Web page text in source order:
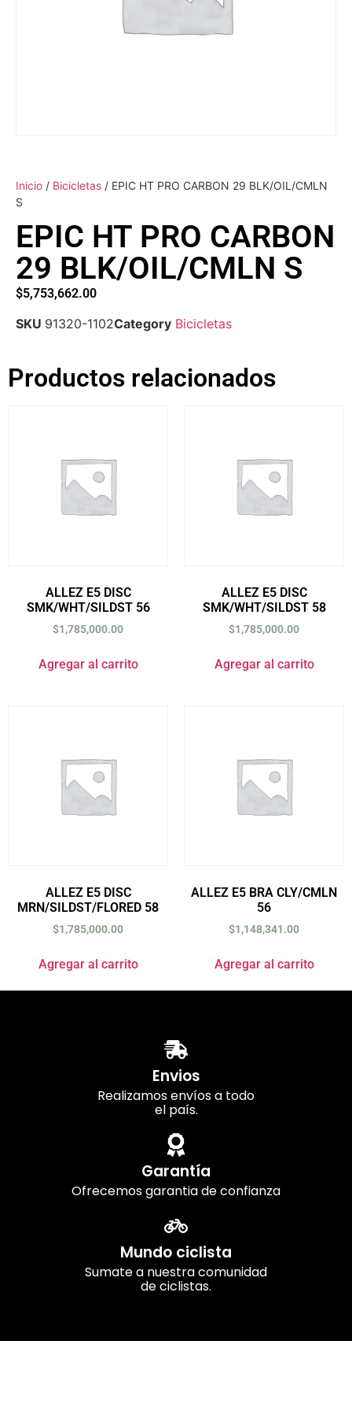
Inicio / Bicicletas / EPIC HT PRO CARBON 29 BLK/OIL/CMLN
S
EPIC HT PRO CARBON
29 BLK/OIL/CMLN S
$5,753,662.00
SKU 91320-1102Category Bicicletas
Productos relacionados
ALLEZ E5 DISC
SMK/WHT/SILDST 56
$1,785,000.00
Agregar al carrito
ALLEZ E5 DISC
SMK/WHT/SILDST 58
$1,785,000.00
Agregar al carrito
ALLEZ E5 DISC
MRN/SILDST/FLORED 58
$1,785,000.00
Agregar al carrito
ALLEZ E5 BRA CLY/CMLN
56
$1,148,341.00
Agregar al carrito
Envios
Realizamos envíos a todo
el país.
Garantía
Ofrecemos garantia de confianza
Mundo ciclista
Sumate a nuestra comunidad
de ciclistas.